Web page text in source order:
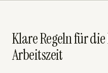
Klare Regeln für
Arbeitszeit